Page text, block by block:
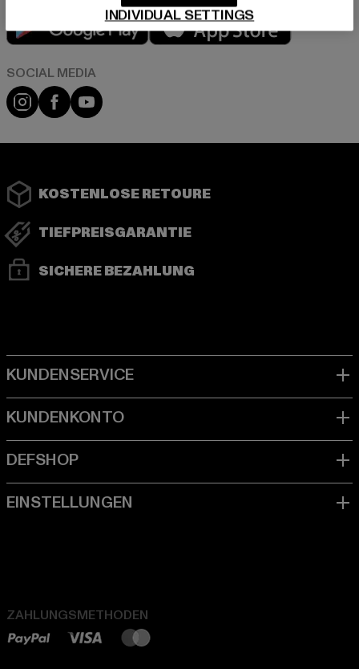
Play market
Instagram
FacebookYouTube
KOSTENLOSE RETOURE
TIEFPREISGARANTIE
SICHERE BEZAHLUNG
ZAHLUNGSMETHODEN
INDIVIDUAL SETTINGS